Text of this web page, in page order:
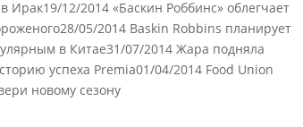
12/2014 «Баскин Роббинс» облегчает
05/2014 Baskin Robbins планирует
в Китае31/07/2014 Жара подняла
успеха Premia01/04/2014 Food Union
новому сезону